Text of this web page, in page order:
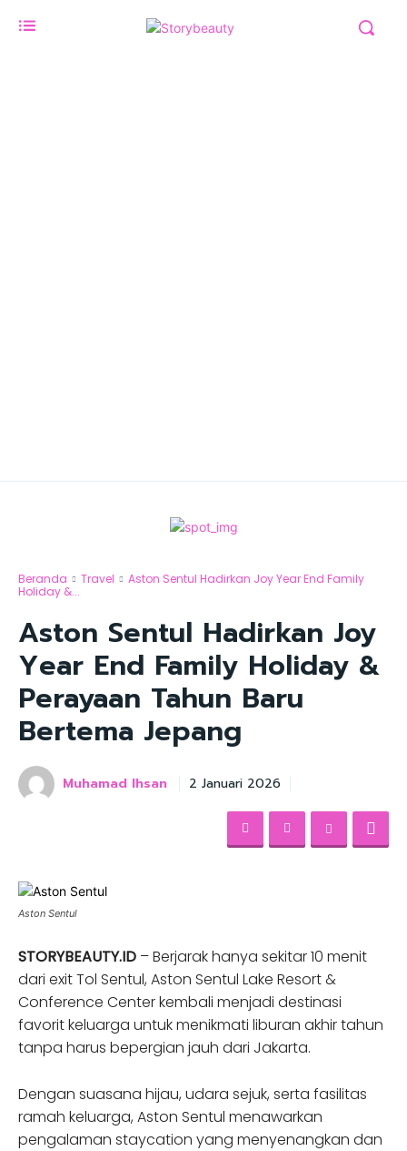
Beranda Travel
Aston Sentul Hadirkan Joy Year End Family
Holiday &...
Aston Sentul Hadirkan Joy
Year End Family Holiday &
Perayaan Tahun Baru
Bertema Jepang
Muhamad Ihsan 2 Januari 2026
Aston Sentul
STORYBEAUTY.ID – Berjarak hanya sekitar 10 menit
dari exit Tol Sentul, Aston Sentul Lake Resort &
Conference Center kembali menjadi destinasi
favorit keluarga untuk menikmati liburan akhir tahun
tanpa harus bepergian jauh dari Jakarta.
Dengan suasana hijau, udara sejuk, serta fasilitas
ramah keluarga, Aston Sentul menawarkan
pengalaman staycation yang menyenangkan dan